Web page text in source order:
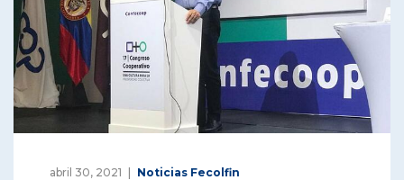
abril 30, 2021 Noticias Fecolfin